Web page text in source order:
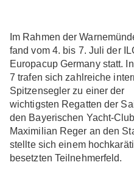
Im Rahmen der
fand vom 4. bis 7. Juli der
Europacup Germany statt.
7 trafen sich zahlreiche
Spitzensegler zu einer der
wichtigsten Regatten der
den Bayerischen Yacht-
Maximilian Reger an den
stellte sich einem
besetzten Teilnehmerfeld.